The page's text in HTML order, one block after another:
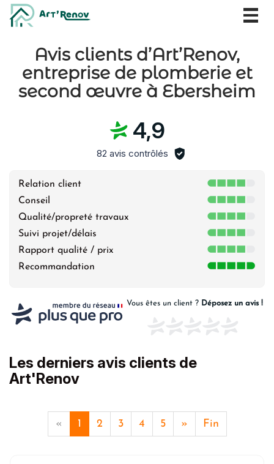
Avis clients d’Art’Renov,
entreprise de plomberie et
second œuvre à Ebersheim
4,9
82 avis contrôlés
Relation client
Conseil
Qualité/propreté travaux
Suivi projet/délais
Rapport qualité / prix
Recommandation
Vous êtes un client ? Déposez un avis !
Les derniers avis clients de
Art'Renov
« 1 2 3 4 5 » Fin